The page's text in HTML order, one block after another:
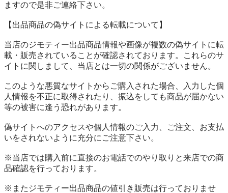
ますので是非ご連絡下さい。
【出品商品の偽サイトによる転載について】
当店のジモティー出品商品情報や画像が複数の偽サイトに転
載・販売されていることが確認されております。これらのサ
イトに関しまして、当店とは一切の関係がございません。
このような悪質なサイトからご購入された場合、入力した個
人情報を不正に取得されたり、振込をしても商品が届かない
等の被害に逢う恐れがあります。
偽サイトへのアクセスや個人情報のご入力、ご注文、お支払
いをされないように充分にご注意下さい。
※当店では購入前に直接のお電話でのやり取りと来店での商
品確認を行っております。
※またジモティー出品商品の値引き販売は行っておりませ